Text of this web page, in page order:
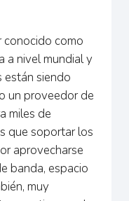
conocido como
a nivel mundial y
están siendo
un proveedor de
miles de
que soportar los
aprovecharse
banda, espacio
muy